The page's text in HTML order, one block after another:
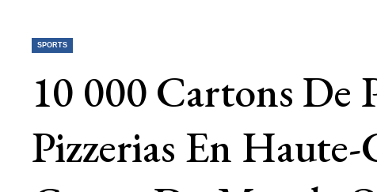
SPORTS
10 000 Cartons De
Pizzerias En